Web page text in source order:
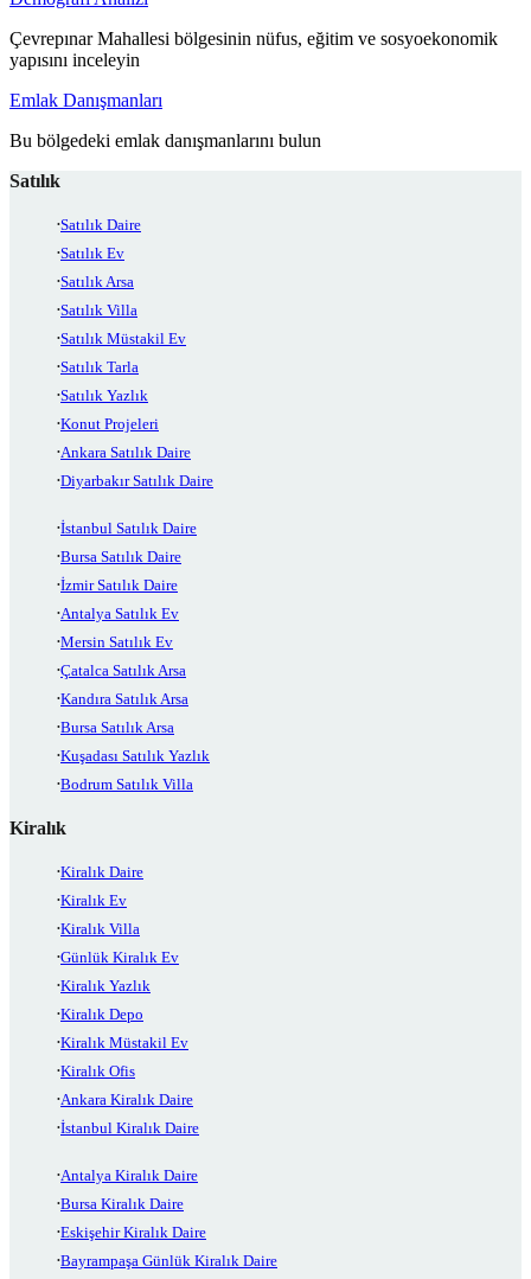
Çevrepınar Mahallesi bölgesinin nüfus, eğitim ve sosyoekonomik
yapısını inceleyin
Emlak Danışmanları
Bu bölgedeki emlak danışmanlarını bulun
Satılık
Satılık Daire
Satılık Ev
Satılık Arsa
Satılık Villa
Satılık Müstakil Ev
Satılık Tarla
Satılık Yazlık
Konut Projeleri
Ankara Satılık Daire
Diyarbakır Satılık Daire
İstanbul Satılık Daire
Bursa Satılık Daire
İzmir Satılık Daire
Antalya Satılık Ev
Mersin Satılık Ev
Çatalca Satılık Arsa
Kandıra Satılık Arsa
Bursa Satılık Arsa
Kuşadası Satılık Yazlık
Bodrum Satılık Villa
Kiralık
Kiralık Daire
Kiralık Ev
Kiralık Villa
Günlük Kiralık Ev
Kiralık Yazlık
Kiralık Depo
Kiralık Müstakil Ev
Kiralık Ofis
Ankara Kiralık Daire
İstanbul Kiralık Daire
Antalya Kiralık Daire
Bursa Kiralık Daire
Eskişehir Kiralık Daire
Bayrampaşa Günlük Kiralık Daire